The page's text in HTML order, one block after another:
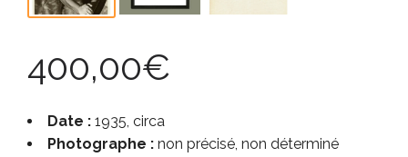
400,00€
Date : 1935, circa
Photographe : non précisé, non déterminé